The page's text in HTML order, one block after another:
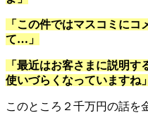
「この件ではマスコミに
て…」
「最近はお客さまに説明
使いづらくなっていますね」
このところ２千万円の話を